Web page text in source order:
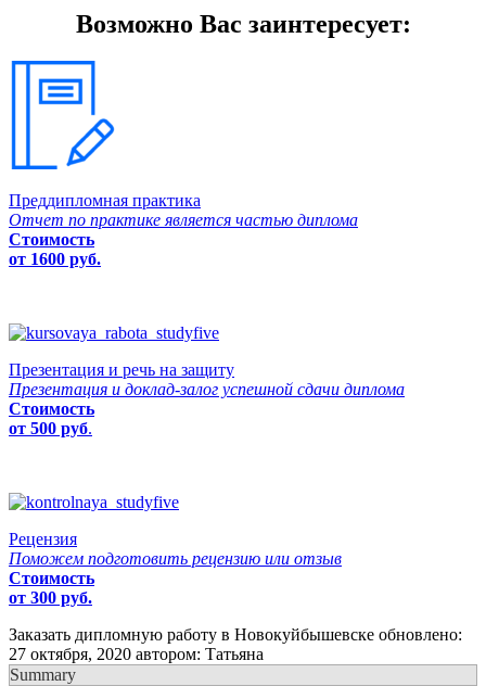
Возможно Вас заинтересует:
Преддипломная практика
Отчет по практике является частью диплома
Стоимость
от 1600 руб.
Презентация и речь на защиту
Презентация и доклад-залог успешной сдачи диплома
Стоимость
от 500 руб.
Рецензия
Поможем подготовить рецензию или отзыв
Стоимость
от 300 руб.
Заказать дипломную работу в Новокуйбышевске обновлено:
27 октября, 2020 автором: Татьяна
Summary